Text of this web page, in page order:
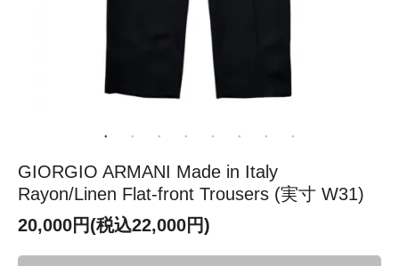
GIORGIO ARMANI Made in Italy
Rayon/Linen Flat-front Trousers (実寸 W31)
20,000円(税込22,000円)